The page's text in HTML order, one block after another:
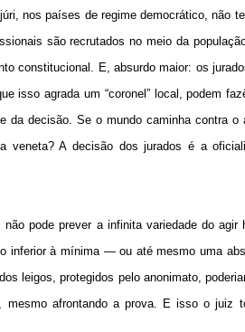
nos países de regime democrático, não
são recrutados no meio da
constitucional. E, absurdo maior: os
isso agrada um “coronel” local, podem
da decisão. Se o mundo caminha contra
veneta? A decisão dos jurados é a
pode prever a infinita variedade do agir
inferior à mínima — ou até mesmo uma
leigos, protegidos pelo anonimato,
mesmo afrontando a prova. E isso o juiz